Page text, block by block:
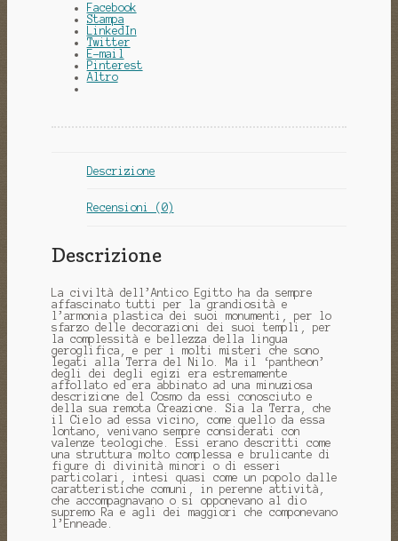
Facebook
Stampa
LinkedIn
Twitter
E-mail
Pinterest
Altro
Descrizione
Recensioni (0)
Descrizione
La civiltà dell’Antico Egitto ha da sempre
affascinato tutti per la grandiosità e
l’armonia plastica dei suoi monumenti, per lo
sfarzo delle decorazioni dei suoi templi, per
la complessità e bellezza della lingua
geroglifica, e per i molti misteri che sono
legati alla Terra del Nilo. Ma il ‘pantheon’
degli dei degli egizi era estremamente
affollato ed era abbinato ad una minuziosa
descrizione del Cosmo da essi conosciuto e
della sua remota Creazione. Sia la Terra, che
il Cielo ad essa vicino, come quello da essa
lontano, venivano sempre considerati con
valenze teologiche. Essi erano descritti come
una struttura molto complessa e brulicante di
figure di divinità minori o di esseri
particolari, intesi quasi come un popolo dalle
caratteristiche comuni, in perenne attività,
che accompagnavano o si opponevano al dio
supremo Ra e agli dei maggiori che componevano
l’Enneade.